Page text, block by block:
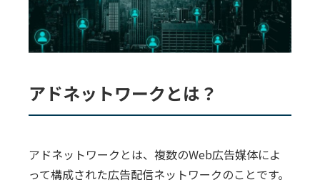
アドネットワークとは？
アドネットワークとは、複数のWeb広告媒体によ
って構成された広告配信ネットワークのことです。